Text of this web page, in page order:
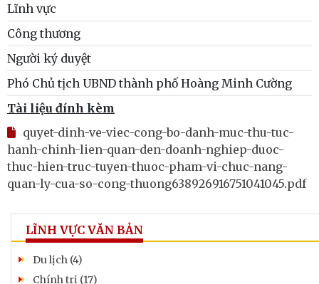
Lĩnh vực
Công thương
Người ký duyệt
Phó Chủ tịch UBND thành phố Hoàng Minh Cường
Tài liệu đính kèm
quyet-dinh-ve-viec-cong-bo-danh-muc-thu-tuc-
hanh-chinh-lien-quan-den-doanh-nghiep-duoc-
thuc-hien-truc-tuyen-thuoc-pham-vi-chuc-nang-
quan-ly-cua-so-cong-thuong638926916751041045.pdf
LĨNH VỰC VĂN BẢN
Du lịch (4)
Chính trị (17)